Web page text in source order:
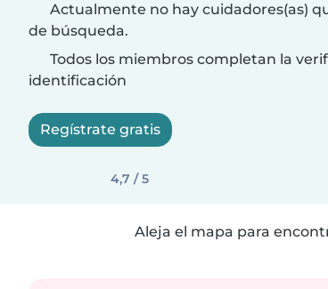
Actualmente no hay cuidadores(as)
de búsqueda.
Todos los miembros completan la
identificación
Regístrate gratis
4,7 / 5
Aleja el mapa para